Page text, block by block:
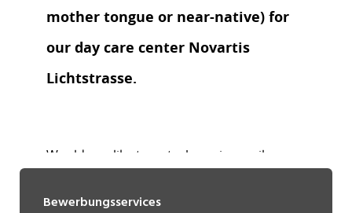
Bewerbungsservices